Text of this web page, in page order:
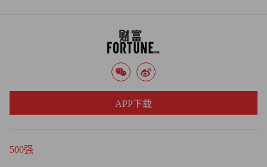
500强
APP下载